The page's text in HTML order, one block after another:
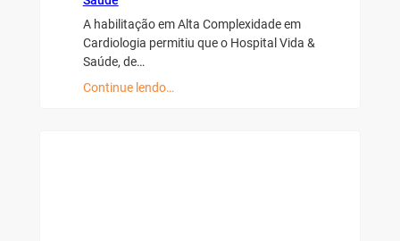
A habilitação em Alta Complexidade em
Cardiologia permitiu que o Hospital Vida &
Saúde, de…
Continue lendo…